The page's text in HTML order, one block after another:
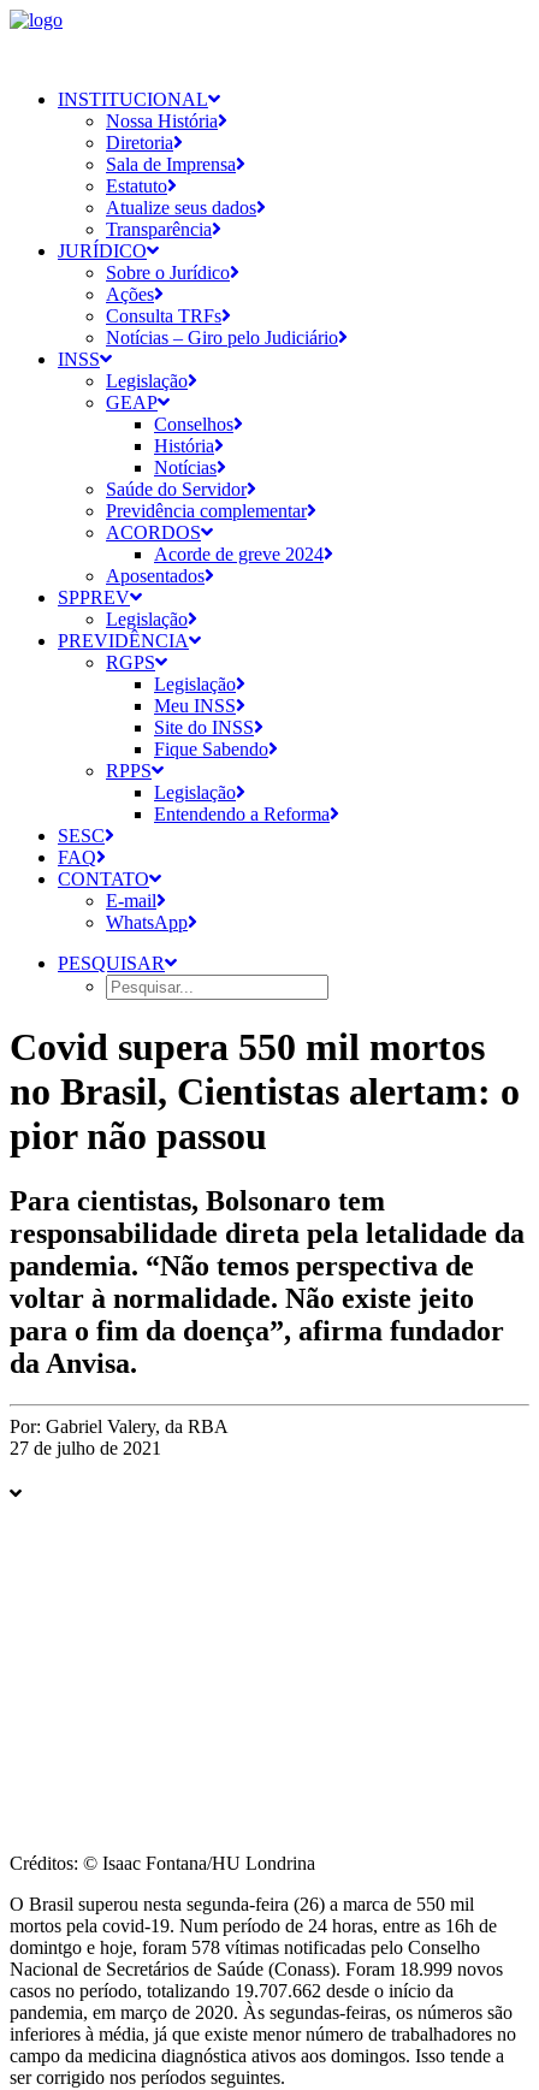
INSTITUCIONAL
Nossa História
Diretoria
Sala de Imprensa
Estatuto
Atualize seus dados
Transparência
JURÍDICO
Sobre o Jurídico
Ações
Consulta TRFs
Notícias – Giro pelo Judiciário
INSS
Legislação
GEAP
Conselhos
História
Notícias
Saúde do Servidor
Previdência complementar
ACORDOS
Acorde de greve 2024
Aposentados
SPPREV
Legislação
PREVIDÊNCIA
RGPS
Legislação
Meu INSS
Site do INSS
Fique Sabendo
RPPS
Legislação
Entendendo a Reforma
SESC
FAQ
CONTATO
E-mail
WhatsApp
PESQUISAR
Covid supera 550 mil mortos
no Brasil, Cientistas alertam: o
pior não passou
Para cientistas, Bolsonaro tem
responsabilidade direta pela letalidade da
pandemia. “Não temos perspectiva de
voltar à normalidade. Não existe jeito
para o fim da doença”, afirma fundador
da Anvisa.
Por: Gabriel Valery, da RBA
27 de julho de 2021
Créditos: © Isaac Fontana/HU Londrina
O Brasil superou nesta segunda-feira (26) a marca de 550 mil
mortos pela covid-19. Num período de 24 horas, entre as 16h de
domintgo e hoje, foram 578 vítimas notificadas pelo Conselho
Nacional de Secretários de Saúde (Conass). Foram 18.999 novos
casos no período, totalizando 19.707.662 desde o início da
pandemia, em março de 2020. Às segundas-feiras, os números são
inferiores à média, já que existe menor número de trabalhadores no
campo da medicina diagnóstica ativos aos domingos. Isso tende a
ser corrigido nos períodos seguintes.